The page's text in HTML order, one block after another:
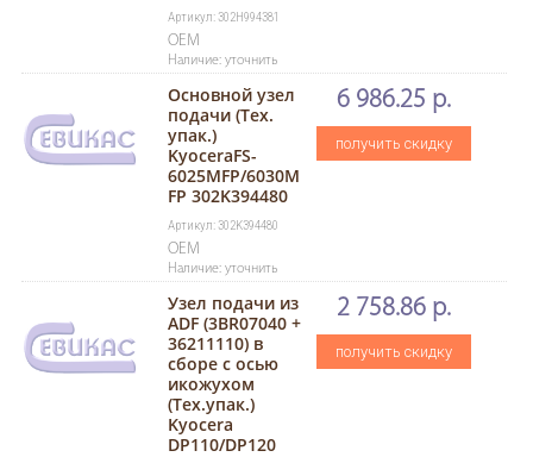
Артикул: 302H994381
OEM
Наличие: уточнить
Основной узел
подачи (Тех.
упак.)
KyoceraFS-
6025MFP/6030M
FP 302K394480
Артикул: 302K394480
OEM
Наличие: уточнить
6 986.25 р.
получить скидку
Узел подачи из
ADF (3BR07040 +
36211110) в
сборе с осью
икожухом
(Тех.упак.)
Kyocera
DP110/DP120
2 758.86 р.
получить скидку